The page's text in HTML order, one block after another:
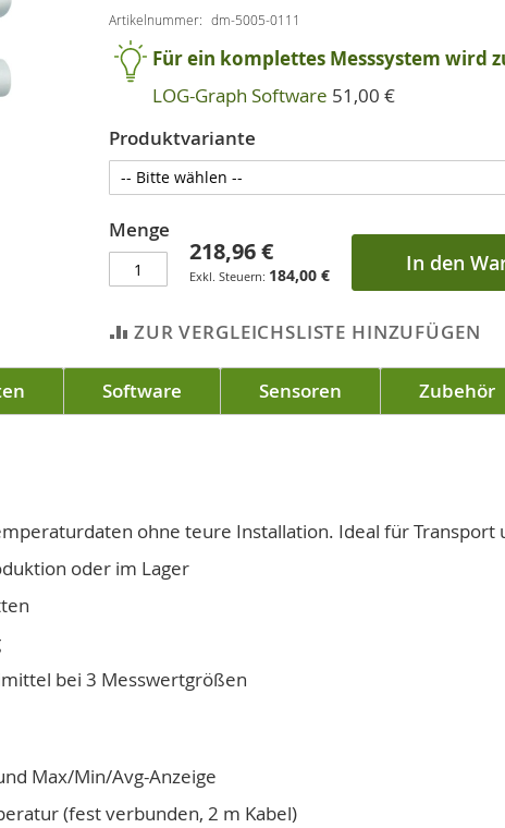
Artikelnummer dm-5005-0111
Für ein komplettes Messsystem wird
LOG-Graph Software 51,00 €
Produktvariante
Menge
218,96 €
184,00 € In den
ZUR VERGLEICHSLISTE HINZUFÜGEN
Software Sensoren Zubehör
ohne teure Installation. Ideal für Transport
oder im Lager
bei 3 Messwertgrößen
Max/Min/Avg-Anzeige
(fest verbunden, 2 m Kabel)